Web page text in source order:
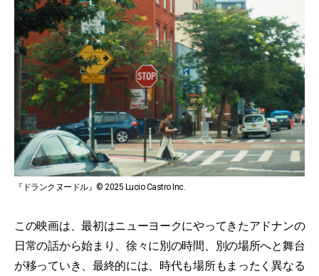
『ドランクヌードル』© 2025 Lucio Castro Inc.
この映画は、最初はニューヨークにやってきたアドナンの
日常の話から始まり、徐々に別の時間、別の場所へと舞台
が移っていき、最終的には、時代も場所もまったく異なる